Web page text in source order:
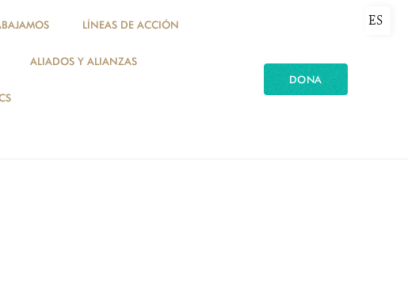
LÍNEAS DE ACCIÓN
ALIADOS Y ALIANZAS
DONA
ES